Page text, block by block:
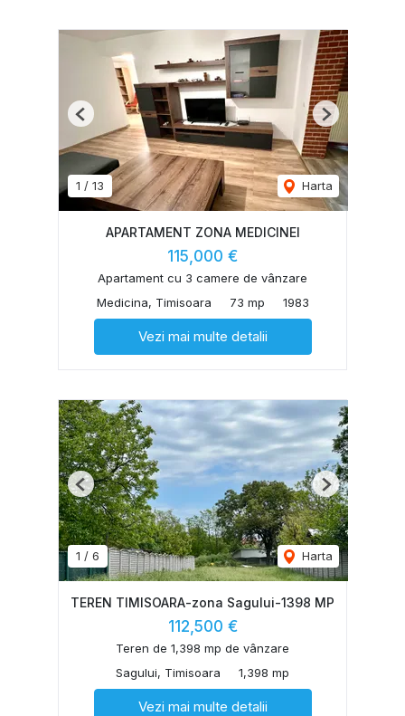
1 / 13 Harta
Previous Next
APARTAMENT ZONA MEDICINEI
115,000 €
Apartament cu 3 camere de vânzare
Medicina, Timisoara
73 mp 1983
Vezi mai multe detalii
1 / 6 Harta
Previous Next
TEREN TIMISOARA-zona Sagului-1398 MP
112,500 €
Teren de 1,398 mp de vânzare
Sagului, Timisoara
1,398 mp
Vezi mai multe detalii